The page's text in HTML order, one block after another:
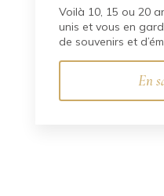
Voilà 10, 15 ou 20
unis et vous en
de souvenirs et
En